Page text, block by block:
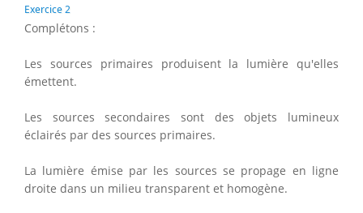
Exercice 2
Complétons :
Les sources primaires produisent la lumière qu'elles
émettent.
Les sources secondaires sont des objets lumineux
éclairés par des sources primaires.
La lumière émise par les sources se propage en ligne
droite dans un milieu transparent et homogène.